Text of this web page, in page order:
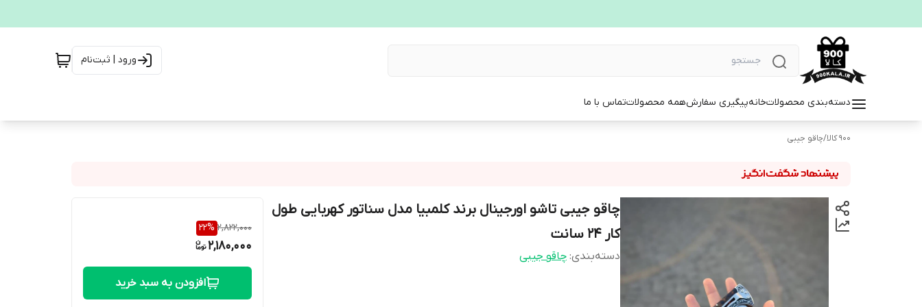
ورود | ثبت‌نام
دسته‌بندی محصولاتخانهپیگیری سفارشهمه محصولاتتماس با ما
900 کالا /چاقو جیبی
چاقو جیبی تاشو اورجینال برند کلمبیا مدل سناتور کهربایی طول
کار 24 سانت
دسته‌بندی: چاقو جیبی
2,822,000
22%
2,180,000
افزودن به سبد خرید